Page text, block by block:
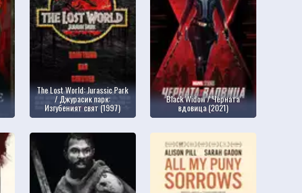
The Lost World: Jurassic Park
/ Джурасик парк:
Изгубеният свят (1997)
Black Widow / Черната
вдовица (2021)